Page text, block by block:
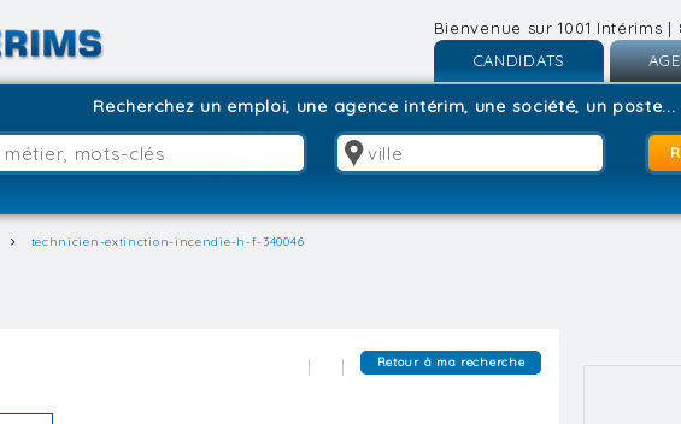
Bienvenue sur 1001 Intérims |
CANDIDATS
Inscription
Recherchez un emploi, une agence intérim, une société, un poste...
technicien-extinction-incendie-h-f-340046
Retour à ma recherche